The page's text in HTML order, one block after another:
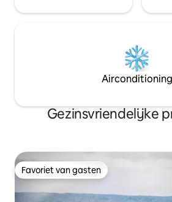
Airconditioning
Gezinsvriendelijke
Favoriet van gasten
Favoriet van gasten